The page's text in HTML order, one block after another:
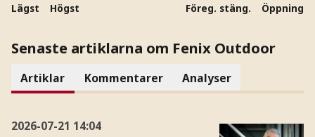
Lägst Högst Föreg. stäng. Öppning
Senaste artiklarna om Fenix Outdoor
Artiklar Kommentarer Analyser
2026-07-21 14:04